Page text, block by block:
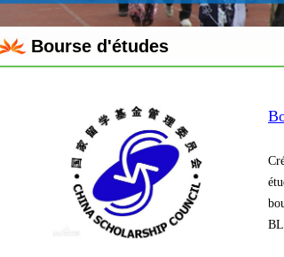
Bourse d'études